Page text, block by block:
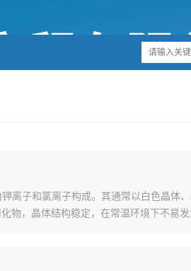
离子和氯离子构成。其通常以白色晶体
物，晶体结构稳定，在常温环境下不易发